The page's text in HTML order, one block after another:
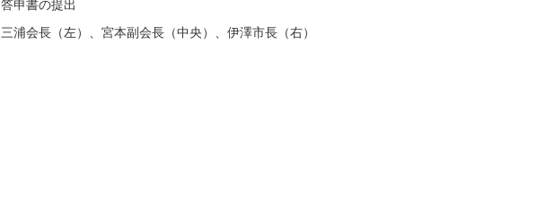
答申書の提出
三浦会長（左）、宮本副会長（中央）、伊澤市長（右）